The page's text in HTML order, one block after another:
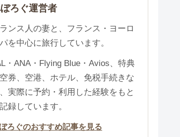
ろぐ運営者
ンス人の妻と、フランス・ヨーロ
を中心に旅行しています。
・ANA・Flying Blue・Avios、特典
券、空港、ホテル、免税手続きな
実際に予約・利用した経験をもと
録しています。
ろぐのおすすめ記事を見る